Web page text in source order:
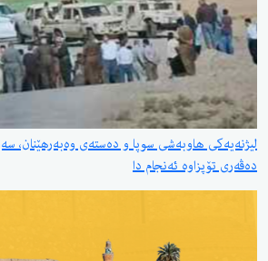
لیژنەیەکی هاوبەشی سوپا و دەستەی وەبەرهێنان،
دەڤەری تۆپزاوە ئەنجام دا